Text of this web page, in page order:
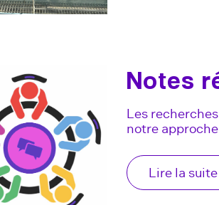
Notes
Les
notre
Lire la suite